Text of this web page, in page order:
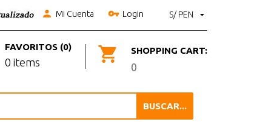
S/ PEN
Mi Cuenta Login
SHOPPING CART:
0
FAVORITOS (0)
0 items
BUSCAR...